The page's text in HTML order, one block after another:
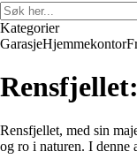
Kategorier
GarasjeHjemmekontor
Rensfjellet, med sin
og ro i naturen. I denne